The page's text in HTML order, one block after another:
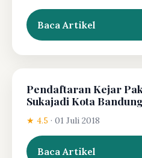
Baca Artikel
Pendaftaran Kejar
Sukajadi Kota
★ 4.5 · 01 Juli 2018
Baca Artikel